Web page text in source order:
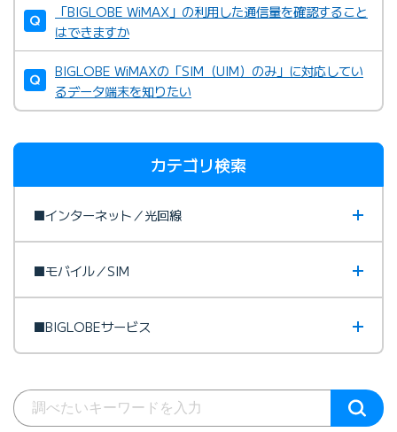
「BIGLOBE WiMAX」の利用した通信量を確認すること
はできますか
BIGLOBE WiMAXの「SIM（UIM）のみ」に対応してい
るデータ端末を知りたい
カテゴリ検索
■インターネット／光回線
■モバイル／SIM
■BIGLOBEサービス